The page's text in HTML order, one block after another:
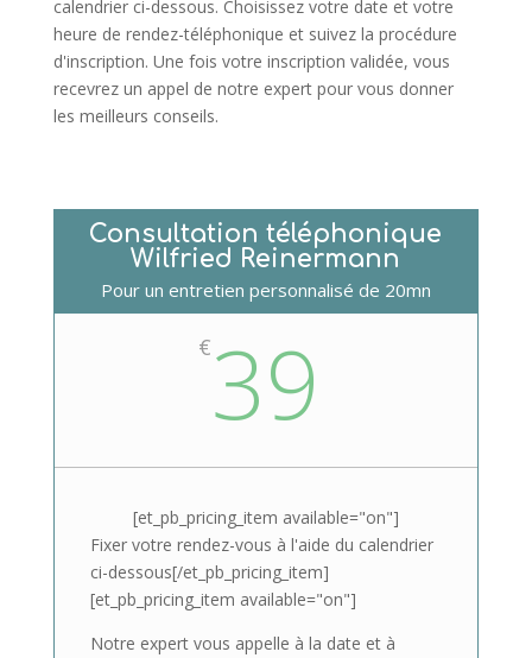
calendrier ci-dessous. Choisissez votre date et votre
heure de rendez-téléphonique et suivez la procédure
d'inscription. Une fois votre inscription validée, vous
recevrez un appel de notre expert pour vous donner
les meilleurs conseils.
Consultation téléphonique
Wilfried Reinermann
Pour un entretien personnalisé de 20mn
€39
[et_pb_pricing_item available="on"]
Fixer votre rendez-vous à l'aide du calendrier
ci-dessous[/et_pb_pricing_item]
[et_pb_pricing_item available="on"]
Notre expert vous appelle à la date et à